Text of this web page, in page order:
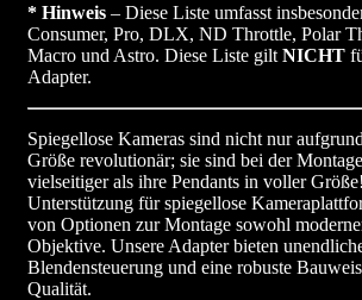
* Hinweis – Diese Liste umfasst
Consumer, Pro, DLX, ND Throttle, Polar
Macro und Astro. Diese Liste gilt NICHT
Adapter.
Spiegellose Kameras sind nicht nur
Größe revolutionär; sie sind bei der
vielseitiger als ihre Pendants in voller
Unterstützung für spiegellose
von Optionen zur Montage sowohl
Objektive. Unsere Adapter bieten
Blendensteuerung und eine robuste
Qualität.